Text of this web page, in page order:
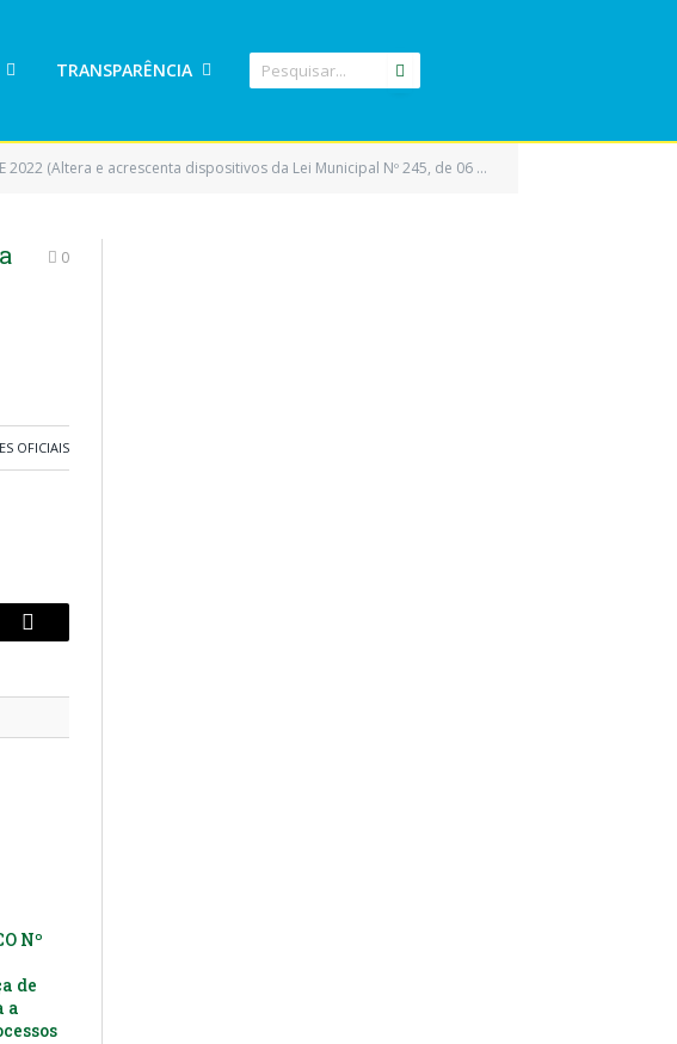
TRANSPARÊNCIA
Nº 245, de 06 de maio de 2010, que regulamenta o Serviço Público de Transporte denominado “Mototáxi” no Município de Eldorado do Carajás e dá outras providências)
0
OFICIAIS
E-
Nº
de
a